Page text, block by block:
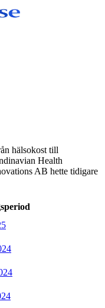
hälsokost till
Health
AB hette tidigare